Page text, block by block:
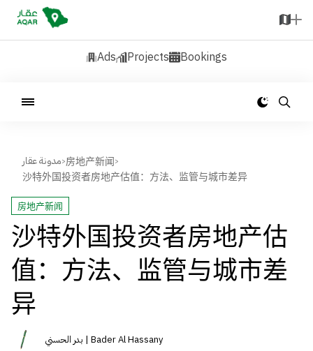
Ads Projects Bookings
مدونة عقار>房地产新闻>
沙特外国投资者房地产估值：方法、监管与城市差异
房地产新闻
沙特外国投资者房地产估
值：方法、监管与城市差
异
بدر الحسني | Bader Al Hassany